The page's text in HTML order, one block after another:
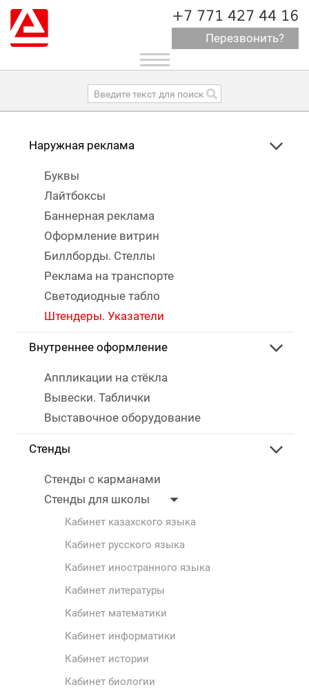
+7 771 427 44 16
Перезвонить?
Toggle
navigation
Наружная реклама
Буквы
Лайтбоксы
Баннерная реклама
Оформление витрин
Биллборды. Стеллы
Реклама на транспорте
Светодиодные табло
Штендеры. Указатели
Внутреннее оформление
Аппликации на стёкла
Вывески. Таблички
Выставочное оборудование
Стенды
Стенды с карманами
Стенды для школы
Кабинет казахского языка
Кабинет русского языка
Кабинет иностранного языка
Кабинет литературы
Кабинет математики
Кабинет информатики
Кабинет истории
Кабинет биологии